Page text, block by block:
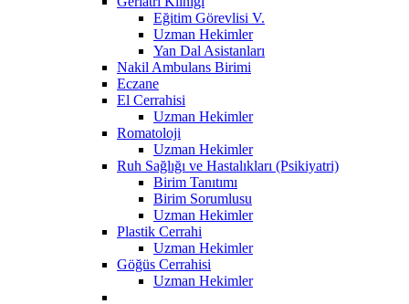
Eğitim Görevlisi V.
Uzman Hekimler
Yan Dal Asistanları
Nakil Ambulans Birimi
Eczane
El Cerrahisi
Uzman Hekimler
Romatoloji
Uzman Hekimler
Ruh Sağlığı ve Hastalıkları (Psikiyatri)
Birim Tanıtımı
Birim Sorumlusu
Uzman Hekimler
Plastik Cerrahi
Uzman Hekimler
Göğüs Cerrahisi
Uzman Hekimler